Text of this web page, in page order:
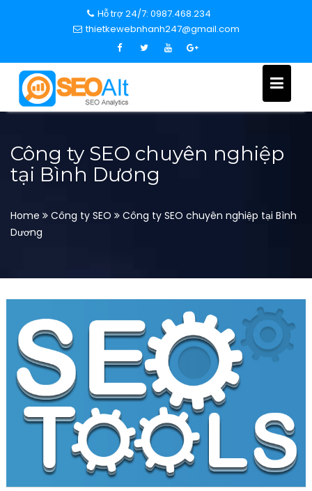
c
Hỗ trợ 24/7: 0987.468.234
thietkewebnhanh247@gmail.com
Công ty SEO chuyên nghiệp
tại Bình Dương
Home Công ty SEO
Công ty SEO chuyên nghiệp tại Bình
Dương